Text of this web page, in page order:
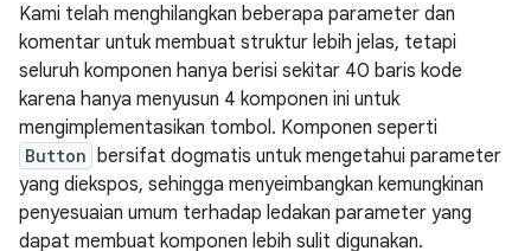
Kami telah menghilangkan beberapa parameter dan
komentar untuk membuat struktur lebih jelas, tetapi
seluruh komponen hanya berisi sekitar 40 baris kode
karena hanya menyusun 4 komponen ini untuk
mengimplementasikan tombol. Komponen seperti
Button
bersifat dogmatis untuk mengetahui parameter
yang diekspos, sehingga menyeimbangkan kemungkinan
penyesuaian umum terhadap ledakan parameter yang
dapat membuat komponen lebih sulit digunakan.